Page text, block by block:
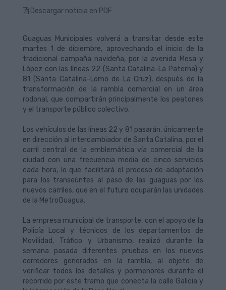
Descargar noticia en PDF
Guaguas Municipales volverá a transitar desde este
martes 1 de diciembre, aprovechando el inicio de la
tradicional campaña navideña, por la avenida Mesa y
López con las líneas 22 (Santa Catalina-La Paterna) y
81 (Santa Catalina-Lomo de La Cruz), después de la
transformación de la rambla comercial en un área
rodonal, que compartirán principalmente los peatones
y el transporte público colectivo.
Los vehículos de las líneas 22 y 81 pasarán, únicamente
en dirección al intercambiador de Santa Catalina, por el
carril central de la emblemática vía comercial de la
ciudad con una frecuencia media de cinco servicios
cada hora, lo que facilitará el proceso de adaptación
para los transeúntes al paso de las guaguas por los
nuevos carriles, que en el futuro ocuparán las unidades
de la MetroGuagua.
La empresa municipal de transporte, con el apoyo de la
Policía Local y técnicos de los departamentos de
Movilidad, Tráfico y Urbanismo, realizó durante la
semana pasada diferentes pruebas en los nuevos
corredores generados en la rambla, al objeto de
verificar todos los detalles y pormenores durante el
recorrido por este tramo que conecta la calle Galicia y